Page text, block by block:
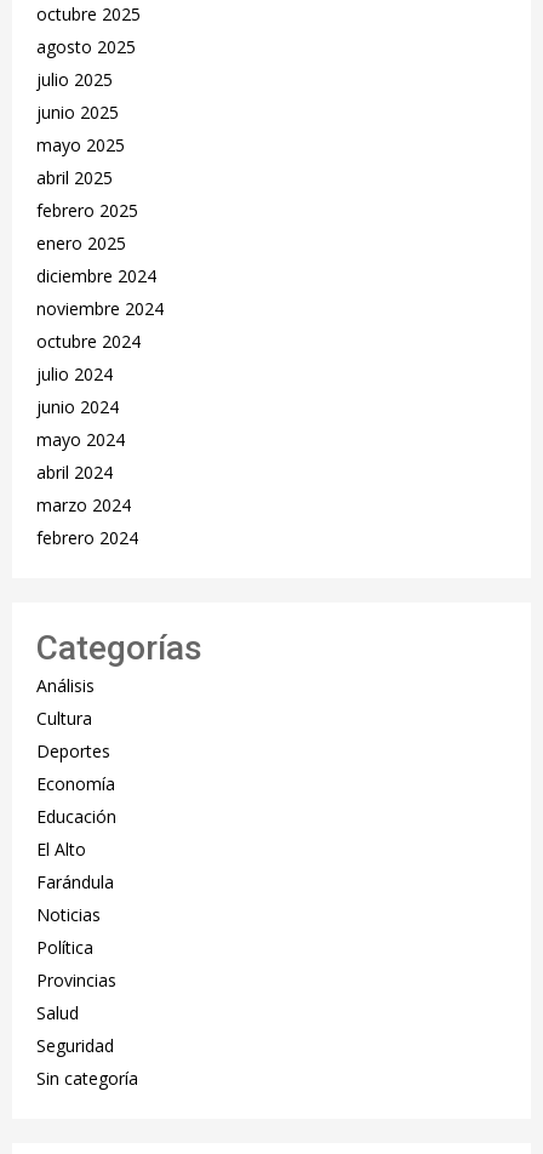
octubre 2025
agosto 2025
julio 2025
junio 2025
mayo 2025
abril 2025
febrero 2025
enero 2025
diciembre 2024
noviembre 2024
octubre 2024
julio 2024
junio 2024
mayo 2024
abril 2024
marzo 2024
febrero 2024
Categorías
Análisis
Cultura
Deportes
Economía
Educación
El Alto
Farándula
Noticias
Política
Provincias
Salud
Seguridad
Sin categoría